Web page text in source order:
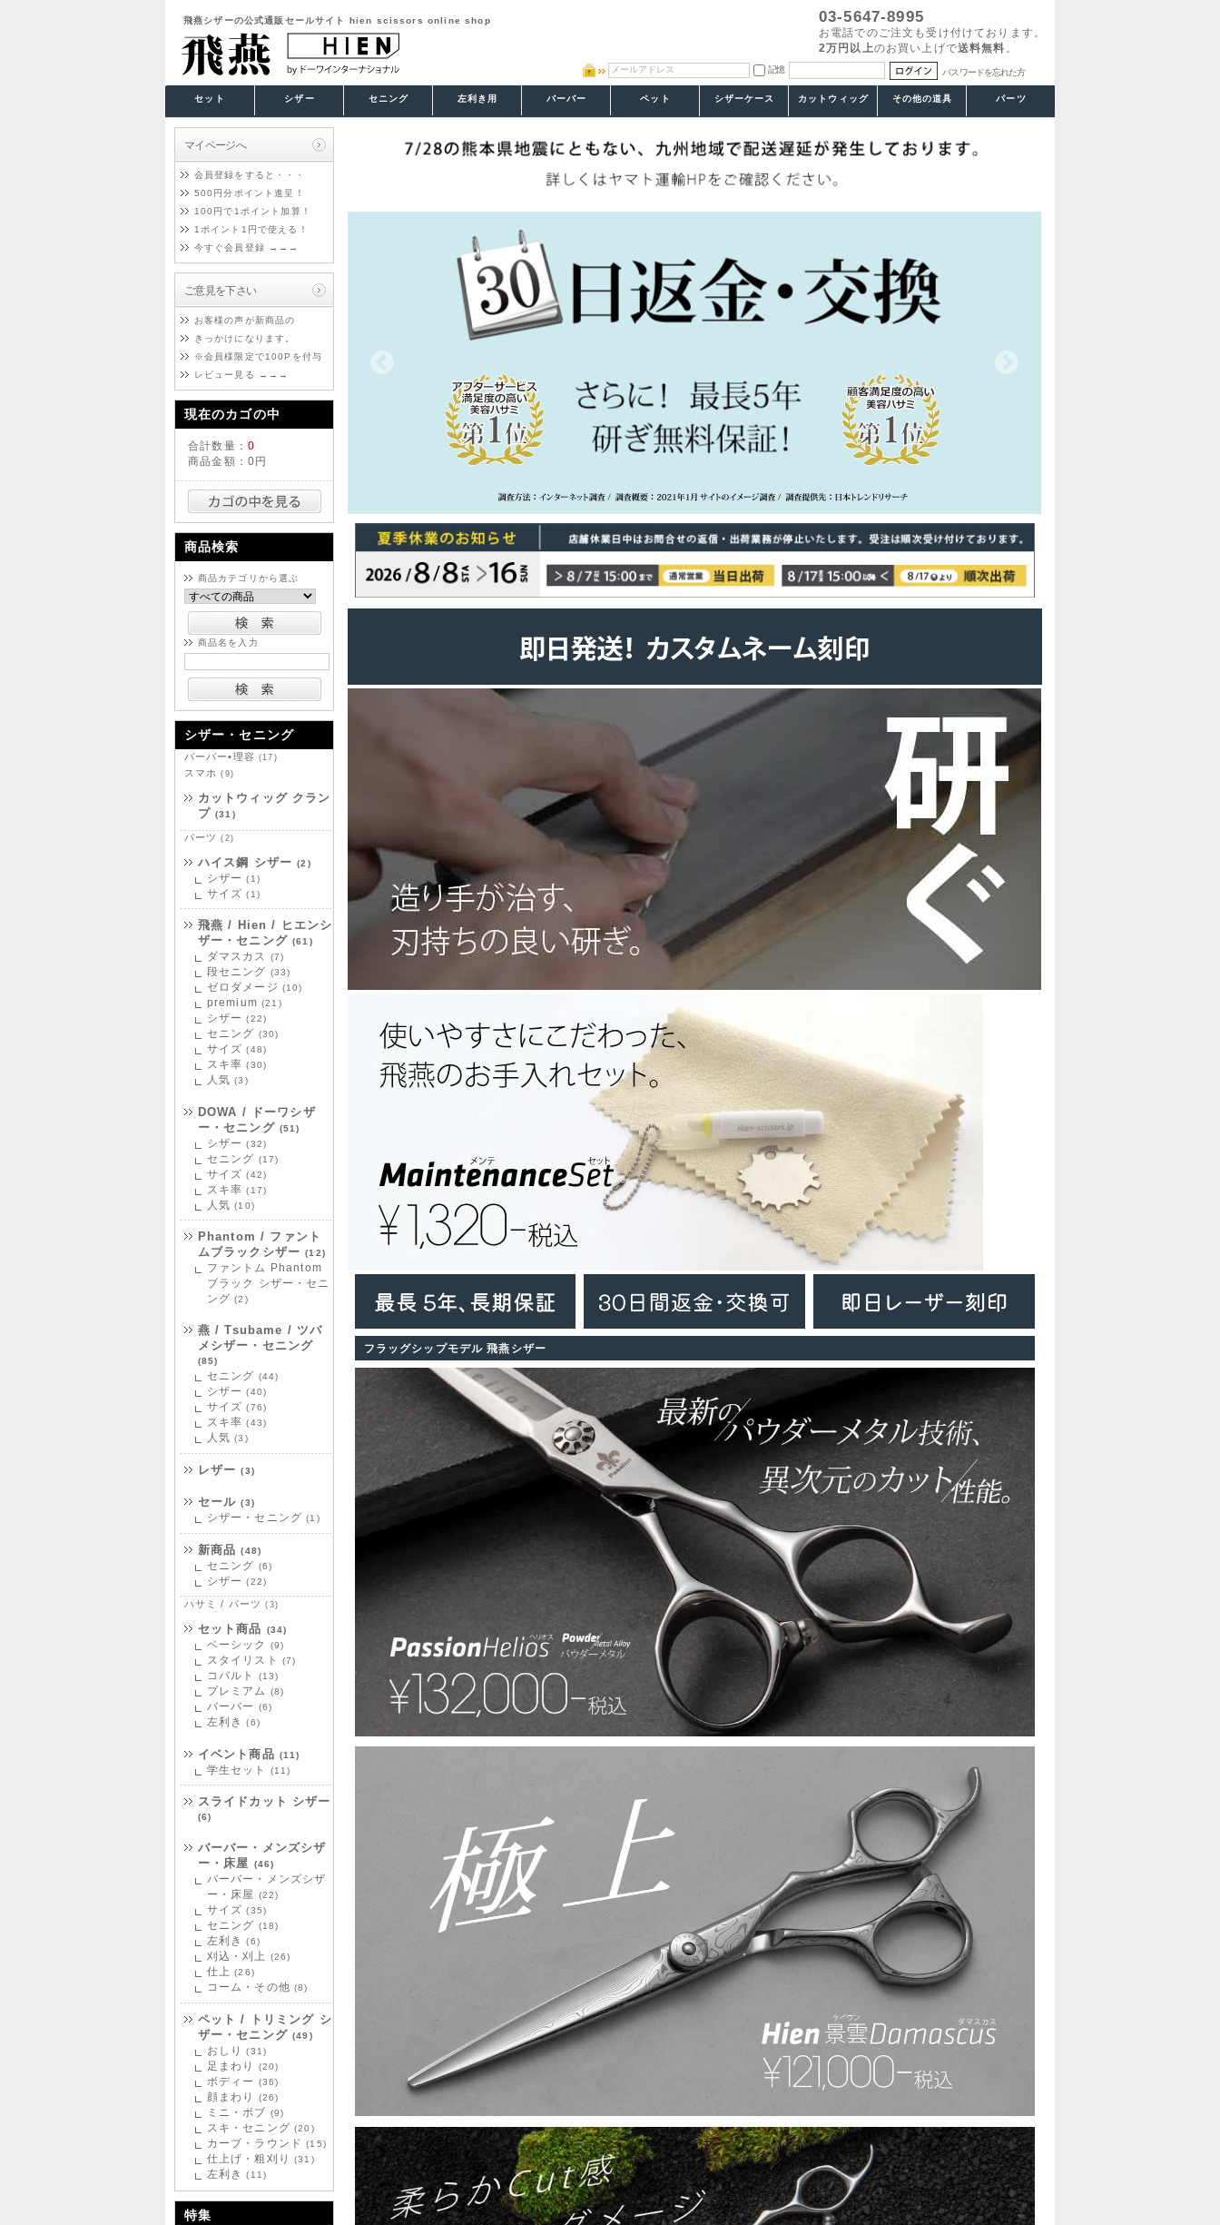
飛燕シザーの公式通販セールサイト hien scissors online shop
記憶 パスワードを忘れた方
03-5647-8995
お電話でのご注文も受け付けております。
2万円以上のお買い上げで送料無料 。
セット シザー セニング 左利き用 バーバー ペット シザーケース カットウィッグ その他の道具 パーツ
マイページへ
会員登録をすると・・・
500円分ポイント進呈！
100円で1ポイント加算！
1ポイント1円で使える！
今すぐ会員登録 →→→
ご意見を下さい
お客様の声が新商品の
きっかけになります。
※会員様限定で100Pを付与
レビュー見る →→→
現在のカゴの中
合計数量： 0
商品金額： 0円
商品検索
商品カテゴリから選ぶ
商品名を入力
シザー・セニング
バーバー•理容(17)
スマホ(9)
カットウィッグ クラン
プ(31)
パーツ(2)
ハイス鋼 シザー(2)
シザー(1)
サイズ(1)
飛燕 / Hien / ヒエンシ
ザー・セニング(61)
ダマスカス (7)
段セニング (33)
ゼロダメージ (10)
premium(21)
シザー(22)
セニング (30)
サイズ(48)
スキ率(30)
人気(3)
DOWA / ドーワシザ
ー・セニング (51)
シザー(32)
セニング (17)
サイズ(42)
スキ率(17)
人気(10)
Phantom / ファント
ムブラックシザー(12)
ファントム Phantom
ブラック シザー・セニ
ング(2)
燕 / Tsubame / ツバ
メシザー・セニング
(85)
セニング (44)
シザー(40)
サイズ(76)
スキ率(43)
人気(3)
レザー(3)
セール(3)
シザー・セニング(1)
新商品(48)
セニング (6)
シザー(22)
ハサミ / パーツ(3)
セット商品 (34)
ベーシック (9)
スタイリスト (7)
コバルト (13)
プレミアム (8)
バーバー (6)
左利き(6)
イベント商品 (11)
学生セット (11)
スライドカット シザー
(6)
バーバー・メンズシザ
ー・床屋
(46)
バーバー・メンズシザ
ー・床屋
(22)
サイズ(35)
セニング (18)
左利き(6)
刈込・刈上 (26)
仕上(26)
コーム・その他(8)
ペット / トリミング シ
ザー・セニング(49)
おしり(31)
足まわり (20)
ボディー (36)
顔まわり (26)
ミニ・ボブ (9)
スキ・セニング(20)
カーブ・ラウンド(15)
仕上げ・粗刈り(31)
左利き(11)
特集
フラッグシップモデル 飛燕シザー